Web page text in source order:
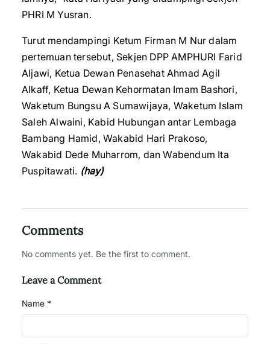
PHRI M Yusran.
Turut mendampingi Ketum Firman M Nur dalam
pertemuan tersebut, Sekjen DPP AMPHURI Farid
Aljawi, Ketua Dewan Penasehat Ahmad Agil
Alkaff, Ketua Dewan Kehormatan Imam Bashori,
Waketum Bungsu A Sumawijaya, Waketum Islam
Saleh Alwaini, Kabid Hubungan antar Lembaga
Bambang Hamid, Wakabid Hari Prakoso,
Wakabid Dede Muharrom, dan Wabendum Ita
Puspitawati. (hay)
Comments
No comments yet. Be the first to comment.
Leave a Comment
Name *